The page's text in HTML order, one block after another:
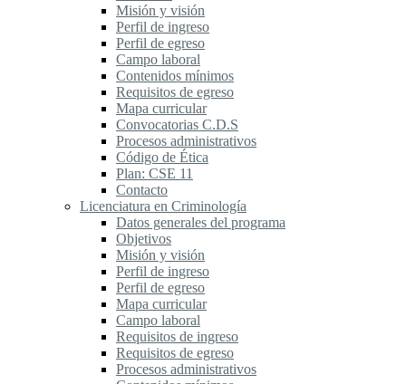
Misión y visión
Perfil de ingreso
Perfil de egreso
Campo laboral
Contenidos mínimos
Requisitos de egreso
Mapa curricular
Convocatorias C.D.S
Procesos administrativos
Código de Ética
Plan: CSE 11
Contacto
Licenciatura en Criminología
Datos generales del programa
Objetivos
Misión y visión
Perfil de ingreso
Perfil de egreso
Mapa curricular
Campo laboral
Requisitos de ingreso
Requisitos de egreso
Procesos administrativos